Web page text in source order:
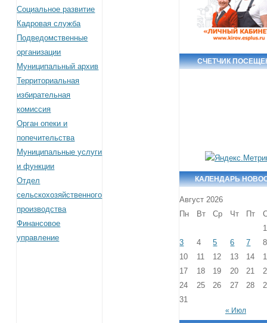
Социальное развитие
Кадровая служба
Подведомственные
организации
Муниципальный архив
Территориальная
избирательная
комиссия
Орган опеки и
попечительства
Муниципальные услуги
и функции
Отдел
сельскохозяйственного
производства
Финансовое
управление
СЧЕТЧИК
КАЛЕНДАРЬ
Август 2026
Пн
Вт Ср Чт Пт
1
3
4 5 6 7
8
10
11 12 13 14
17
18 19 20 21
24
25 26 27 28
31
« Июл